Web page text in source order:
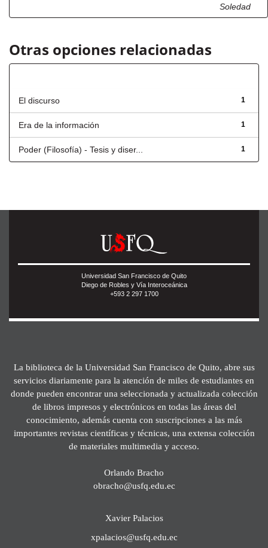
Soledad
Otras opciones relacionadas
1
El discurso
1
Era de la información
1
Poder (Filosofía) - Tesis y diser...
Universidad San Francisco de Quito
Diego de Robles y Vía Interoceánica
+593 2 297 1700
La biblioteca de la Universidad San Francisco de Quito, abre sus
servicios diariamente para la atención de miles de estudiantes en
donde pueden encontrar una seleccionada y actualizada colección
de libros impresos y electrónicos en todas las áreas del
conocimiento, además cuenta con suscripciones a las más
importantes revistas científicas y técnicas, una extensa colección
de materiales multimedia y acceso.
Orlando Bracho
obracho@usfq.edu.ec
Xavier Palacios
xpalacios@usfq.edu.ec